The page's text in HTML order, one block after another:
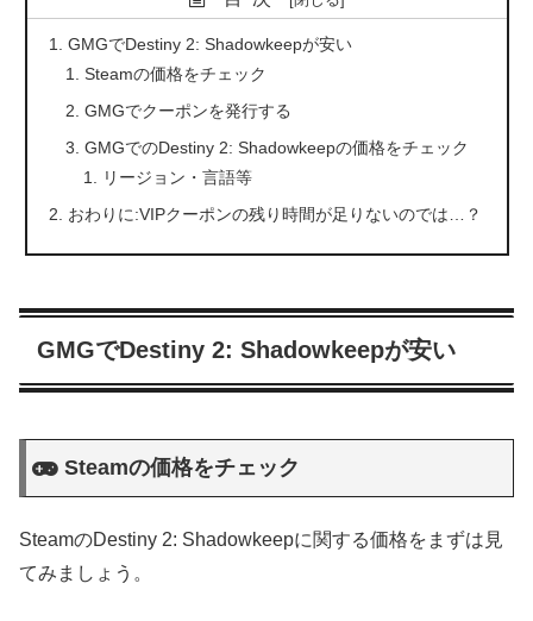
GMGでDestiny 2: Shadowkeepが安い
Steamの価格をチェック
GMGでクーポンを発行する
GMGでのDestiny 2: Shadowkeepの価格をチェック
リージョン・言語等
おわりに:VIPクーポンの残り時間が足りないのでは…？
GMGでDestiny 2: Shadowkeepが安い
Steamの価格をチェック
SteamのDestiny 2: Shadowkeepに関する価格をまずは見
てみましょう。